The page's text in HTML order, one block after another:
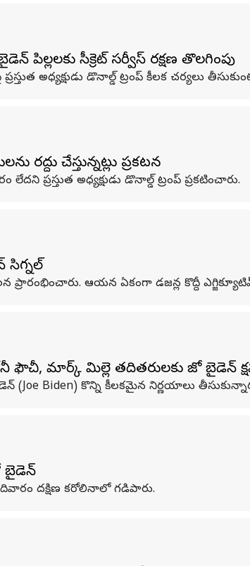
పిల్లలకు సీక్రెట్ సర్వీస్‌ రక్షణ తొలగింపు
అధ్యక్షుడు డొనాల్డ్‌ ట్రంప్‌ కీలక చర్యలు
రద్దు చేస్తున్నట్లు ప్రకటన
ప్రస్తుత అధ్యక్షుడు డొనాల్డ్‌ ట్రంప్‌ ప్రకటించారు.
సిగ్నల్
ఆయన ఏకంగా డజన్ల కొద్దీ
ఫౌచీ, మార్క్‌ మిల్లె తదితరులకు జో బైడెన్‌
(Joe Biden) కొన్ని కీలకమైన నిర్ణయాలు
బైడెన్‌
దక్షిణ కరోలినాలో గడిపారు.